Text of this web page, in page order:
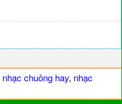
nhạc chuông hay, nhạc